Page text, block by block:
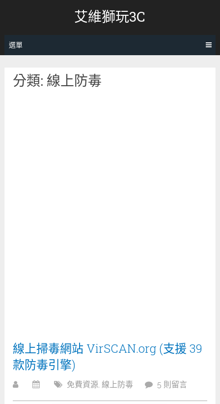
艾維獅玩3C
選單
分類: 線上防毒
線上掃毒網站 VirSCAN.org (支援 39
款防毒引擎)
免費資源,線上防毒 5 則留言